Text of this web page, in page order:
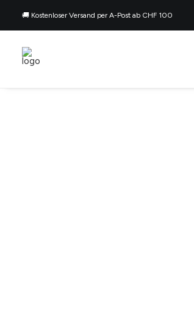
🚚 Kostenloser Versand per A-Post ab CHF 100